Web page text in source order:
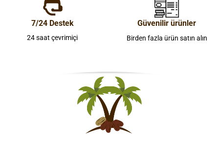
7/24 Destek
24 saat çevrimiçi
Güvenilir ürünler
Birden fazla ürün satın alın